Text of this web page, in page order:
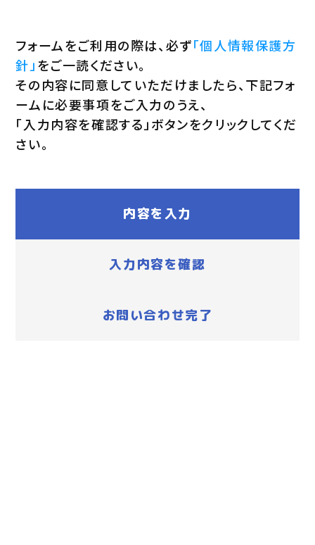
フォームをご利用の際は、必ず「個人情報保護方
針」をご一読ください。
その内容に同意していただけましたら、下記フォ
ームに必要事項をご入力のうえ、
「入力内容を確認する」ボタンをクリックしてくだ
さい。
内容を入力
入力内容を確認
お問い合わせ完了